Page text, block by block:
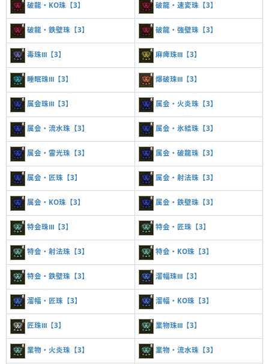
破龍・KO珠【3】 破龍・速変珠【3】
破龍・鉄壁珠【3】 破龍・強壁珠【3】
毒珠Ⅲ【3】 麻痺珠Ⅲ【3】
睡眠珠Ⅲ【3】 爆破珠Ⅲ【3】
属会珠Ⅲ【3】 属会・火炎珠【3】
属会・流水珠【3】 属会・氷結珠【3】
属会・雷光珠【3】 属会・破龍珠【3】
属会・匠珠【3】 属会・射法珠【3】
属会・KO珠【3】 属会・鉄壁珠【3】
特会珠Ⅲ【3】 特会・匠珠【3】
特会・射法珠【3】 特会・KO珠【3】
特会・鉄壁珠【3】 溜幅珠Ⅲ【3】
溜幅・匠珠【3】 溜幅・KO珠【3】
匠珠Ⅲ【3】 業物珠Ⅲ【3】
業物・火炎珠【3】 業物・流水珠【3】